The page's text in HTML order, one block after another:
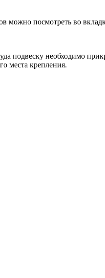
можно посмотреть во
подвеску необходимо
места крепления.